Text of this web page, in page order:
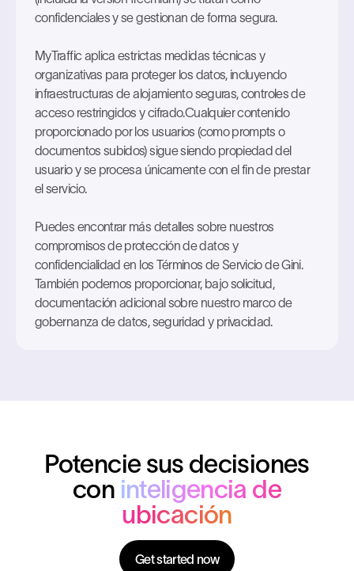
confidenciales y se gestionan de forma segura.
MyTraffic aplica estrictas medidas técnicas y
organizativas para proteger los datos, incluyendo
infraestructuras de alojamiento seguras, controles de
acceso restringidos y cifrado.Cualquier contenido
proporcionado por los usuarios (como prompts o
documentos subidos) sigue siendo propiedad del
usuario y se procesa únicamente con el fin de prestar
el servicio.
Puedes encontrar más detalles sobre nuestros
compromisos de protección de datos y
confidencialidad en los Términos de Servicio de Gini.
También podemos proporcionar, bajo solicitud,
documentación adicional sobre nuestro marco de
gobernanza de datos, seguridad y privacidad.
Potencie sus decisiones
con inteligencia de
ubicación
Get started now